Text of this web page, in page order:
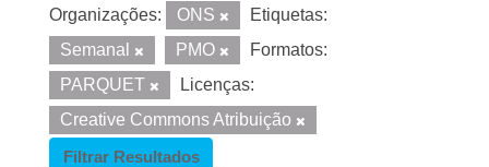
Organizações: ONS
Etiquetas:
Semanal
PMO
Formatos:
PARQUET
Licenças:
Creative Commons Atribuição
Filtrar Resultados